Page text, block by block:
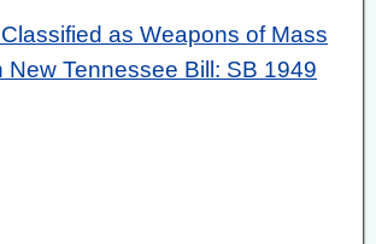
as Weapons of Mass
New Tennessee Bill: SB 1949